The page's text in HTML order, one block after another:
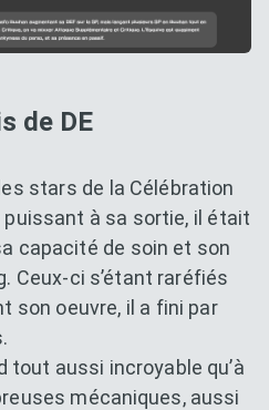
de DE
stars de la Célébration
puissant à sa sortie, il était
capacité de soin et son
Ceux-ci s’étant raréfiés
son oeuvre, il a fini par
tout aussi incroyable qu’à
mécaniques, aussi